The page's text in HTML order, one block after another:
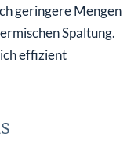
geringere Mengen
Spaltung.
effizient